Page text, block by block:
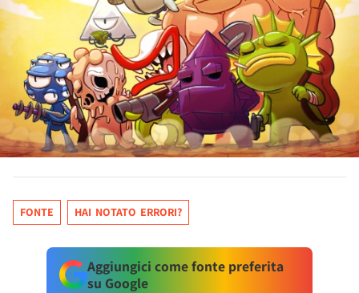
FONTE HAI NOTATO ERRORI?
Aggiungici come fonte preferita
su Google